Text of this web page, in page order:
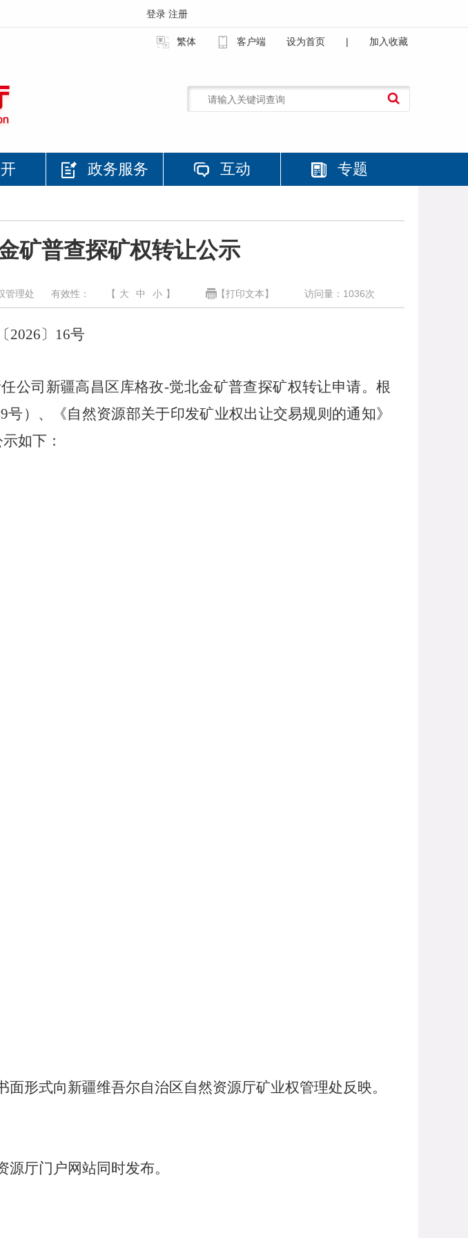
登录 注册
繁体 客户端 设为首页 | 加入收藏
政务服务 互动 专题
矿普查探矿权转让公示
管理处 有效性： 【 大 中 小 】 【打印文本】 访问量： 1036次
2026〕 16号
公司新疆高昌区库格孜-觉北金矿普查探矿权转让申请。根
号）、《自然资源部关于印发矿业权出让交易规则的通知》
如下：
形式向新疆维吾尔自治区自然资源厅矿业权管理处反映。
厅门户网站同时发布。